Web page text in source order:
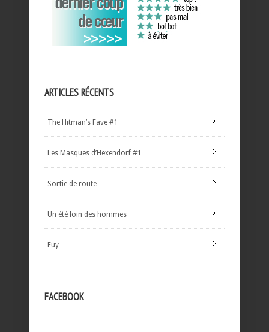
ARTICLES RÉCENTS
The Hitman’s Fave #1
Les Masques d’Hexendorf #1
Sortie de route
Un été loin des hommes
Euy
FACEBOOK